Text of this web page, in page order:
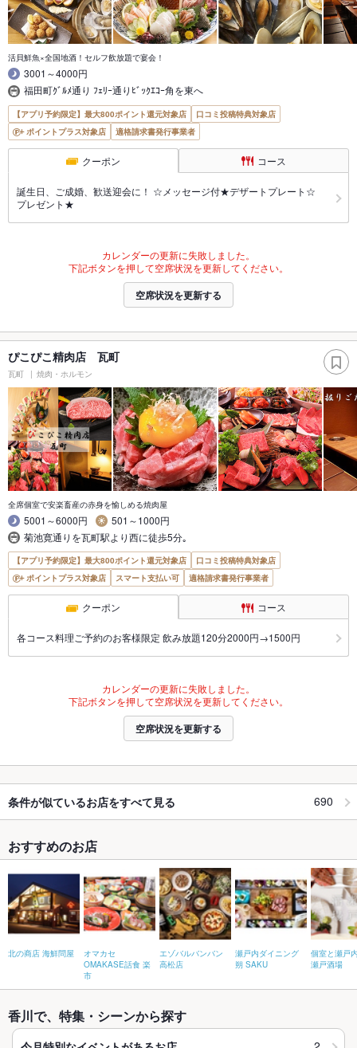
活貝鮮魚×全国地酒！セルフ飲放題で宴会！
3001～4000円
福田町ｸﾞﾙﾒ通り ﾌｪﾘｰ通りﾋﾞｯｸｴｺｰ角を東へ
【アプリ予約限定】最大800ポイント還元対象店
口コミ投稿特典対象店
ポイントプラス対象店
適格請求書発行事業者
クーポン コース
誕生日、ご成婚、歓送迎会に！ ☆メッセージ付★デザートプレート☆
プレゼント★
カレンダーの更新に失敗しました。
下記ボタンを押して空席状況を更新してください。
空席状況を更新する
ぴこぴこ精肉店 瓦町
瓦町 焼肉・ホルモン
全席個室で安楽畜産の赤身を愉しめる焼肉屋
5001～6000円
501～1000円
菊池寛通りを瓦町駅より西に徒歩5分｡
【アプリ予約限定】最大800ポイント還元対象店
口コミ投稿特典対象店
ポイントプラス対象店
スマート支払い可 適格請求書発行事業者
クーポン コース
各コース料理ご予約のお客様限定 飲み放題120分2000円→1500円
カレンダーの更新に失敗しました。
下記ボタンを押して空席状況を更新してください。
空席状況を更新する
条件が似ているお店をすべて見る 690
おすすめのお店
北の商店 海鮮問屋
オマカセ
OMAKASE話食 楽
市
エゾバルバンバン
高松店
瀬戸内ダイニング
朔 SAKU
個室と瀬戸
瀬戸酒場
香川で、特集・シーンから探す